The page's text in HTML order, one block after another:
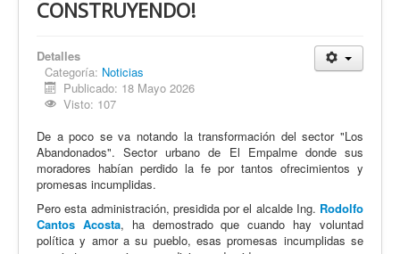
CONSTRUYENDO!
Detalles
Categoría: Noticias
Publicado: 18 Mayo 2026
Visto: 107
De a poco se va notando la transformación del sector "Los
Abandonados". Sector urbano de El Empalme donde sus
moradores habían perdido la fe por tantos ofrecimientos y
promesas incumplidas.
Pero esta administración, presidida por el alcalde Ing. Rodolfo
Cantos Acosta, ha demostrado que cuando hay voluntad
política y amor a su pueblo, esas promesas incumplidas se